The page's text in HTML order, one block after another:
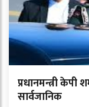
प्रधानमन्त्री
सार्वजानिक